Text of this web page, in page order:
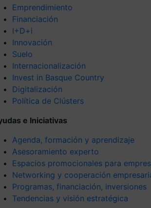
Emprendimiento
Financiación
I+D+i
Innovación
Suelo
Internacionalización
Invest in Basque Country
Digitalización
Política de Clústers
e Iniciativas
Agenda, formación y aprendizaje
Asesoramiento experto
Espacios promocionales para
Networking y cooperación
Programas, financiación, inversiones
Tendencias y visión estratégica